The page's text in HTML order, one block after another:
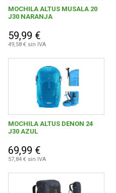
MOCHILA ALTUS MUSALA 20
J30 NARANJA
59,99 €
49,58 € sin IVA
MOCHILA ALTUS DENON 24
J30 AZUL
69,99 €
57,84 € sin IVA